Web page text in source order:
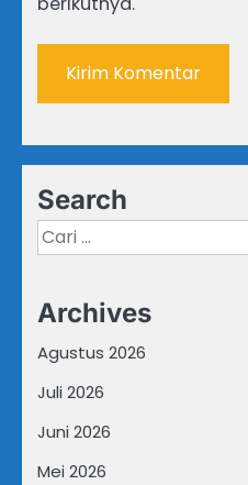
Search
Cari
untuk:
Archives
Agustus 2026
Juli 2026
Juni 2026
Mei 2026